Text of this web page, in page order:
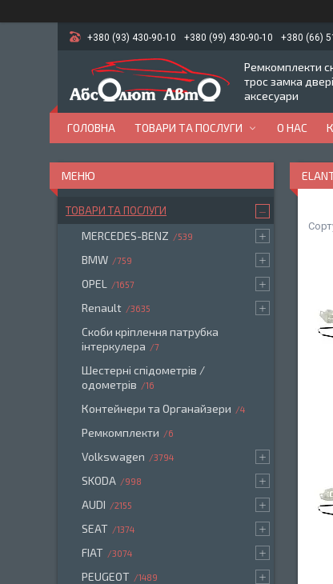
+380 (93) 430-90-10 +380 (99) 430-90-10 +380 (66)
Ремкомплекти
трос замка
аксесуари
ГОЛОВНА ТОВАРИ ТА ПОСЛУГИ О НАС
ТОВАРИ ТА ПОСЛУГИ
MERCEDES-BENZ 539
BMW 759
OPEL 1657
Renault 3635
Скоби кріплення патрубка
інтеркулера
7
Шестерні спідометрів /
одометрів
16
Контейнери та Органайзери 4
Ремкомплекти 6
Volkswagen 3794
SKODA 998
AUDI 2155
SEAT 1374
FIAT 3074
PEUGEOT 1489